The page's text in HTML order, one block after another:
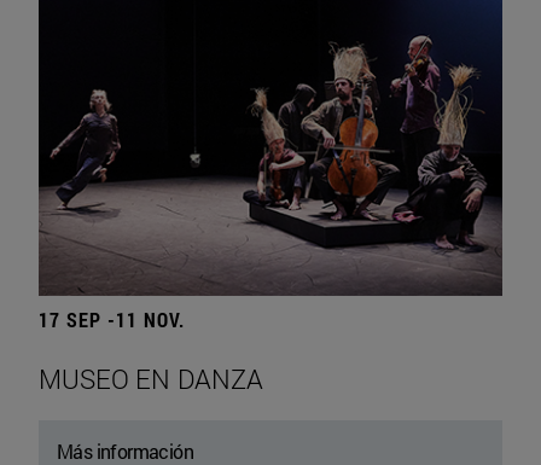
17 SEP -11 NOV.
MUSEO EN DANZA
Más información